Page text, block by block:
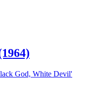
God, White Devil'